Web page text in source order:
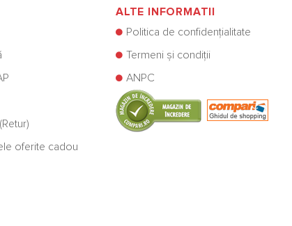
oferite cadou
ALTE INFORMATII
Politica de confidențialitate
Termeni și condiții
ANPC